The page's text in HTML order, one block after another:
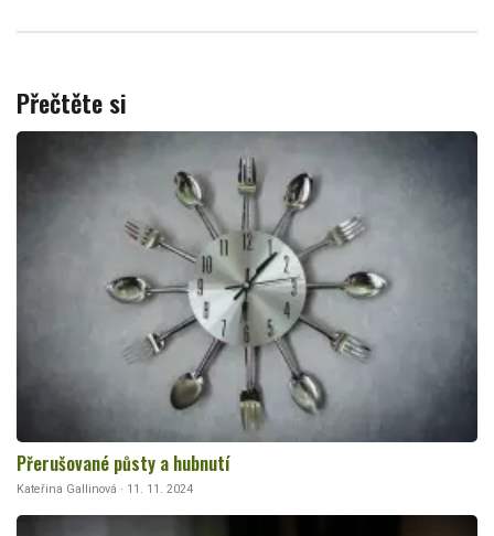
Přečtěte si
Přerušované půsty a hubnutí
Kateřina Gallinová · 11. 11. 2024